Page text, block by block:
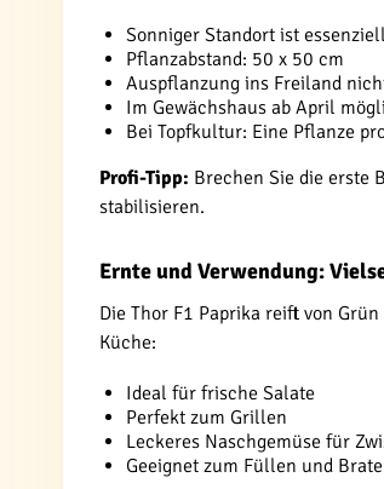
Sonniger Standort ist essenziell
Pflanzabstand: 50 x 50 cm
Auspflanzung ins Freiland
Im Gewächshaus ab April
Bei Topfkultur: Eine Pflanze
Profi-Tipp: Brechen Sie die erste
stabilisieren.
Ernte und Verwendung:
Die Thor F1 Paprika reift von
Küche:
Ideal für frische Salate
Perfekt zum Grillen
Leckeres Naschgemüse für
Geeignet zum Füllen und